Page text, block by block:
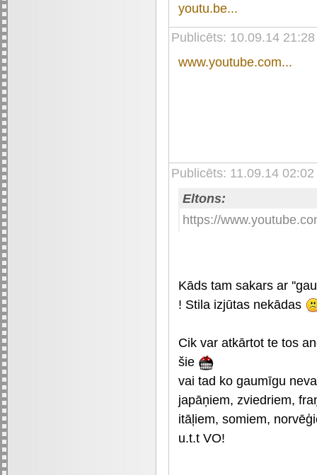
youtu.be...
Publicēts: 10.09.14 21:28
www.youtube.com...
Publicēts: 11.09.14 02:02
Eltons:
https://
Kāds tam sakars ar
! Stila izjūtas nekādas
Cik var atkārtot te tos
šie
vai tad ko gaumīgu
japāņiem, zviedriem,
itāļiem, somiem,
u.t.t VO!